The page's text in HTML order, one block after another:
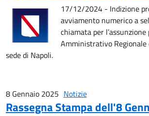
17/12/2024 - Indizione
avviamento numerico a
chiamata per
Amministrativo Regionale
sede di Napoli.
8 Gennaio 2025 Notizie
Rassegna Stampa dell'8